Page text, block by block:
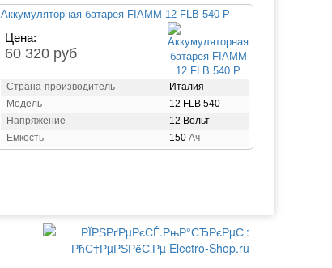
Аккумуляторная батарея FIAMM 12 FLB 540 P
Цена:
60 320 руб
Страна-производитель
Италия
Модель
12 FLB 540
Напряжение
12 Вольт
Емкость
150 Ач